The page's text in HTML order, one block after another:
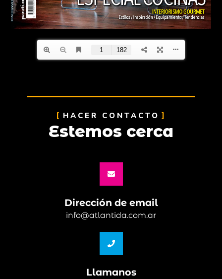
HACER CONTACTO
Estemos cerca
Dirección de email
info@atlantida.com.ar
Llamanos